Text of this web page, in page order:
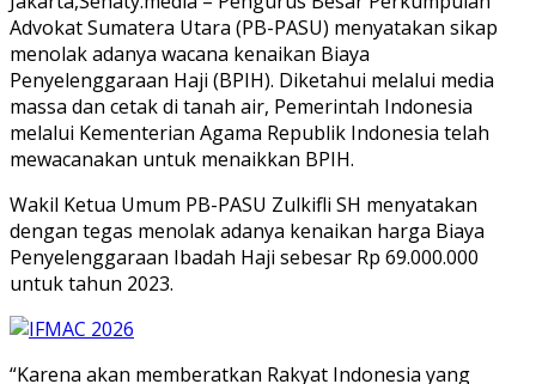
Advokat Sumatera Utara (PB-PASU) menyatakan sikap
menolak adanya wacana kenaikan Biaya
Penyelenggaraan Haji (BPIH). Diketahui melalui media
massa dan cetak di tanah air, Pemerintah Indonesia
melalui Kementerian Agama Republik Indonesia telah
mewacanakan untuk menaikkan BPIH.
Wakil Ketua Umum PB-PASU Zulkifli SH menyatakan
dengan tegas menolak adanya kenaikan harga Biaya
Penyelenggaraan Ibadah Haji sebesar Rp 69.000.000
untuk tahun 2023.
“Karena akan memberatkan Rakyat Indonesia yang